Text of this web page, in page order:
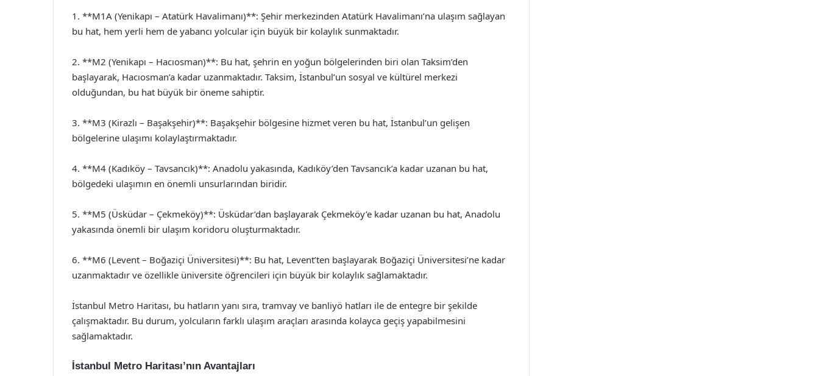
1. **M1A (Yenikapı – Atatürk Havalimanı)**: Şehir merkezinden Atatürk Havalimanı’na ulaşım sağlayan
bu hat, hem yerli hem de yabancı yolcular için büyük bir kolaylık sunmaktadır.
2. **M2 (Yenikapı – Hacıosman)**: Bu hat, şehrin en yoğun bölgelerinden biri olan Taksim’den
başlayarak, Hacıosman’a kadar uzanmaktadır. Taksim, İstanbul’un sosyal ve kültürel merkezi
olduğundan, bu hat büyük bir öneme sahiptir.
3. **M3 (Kirazlı – Başakşehir)**: Başakşehir bölgesine hizmet veren bu hat, İstanbul’un gelişen
bölgelerine ulaşımı kolaylaştırmaktadır.
4. **M4 (Kadıköy – Tavsancık)**: Anadolu yakasında, Kadıköy’den Tavsancık’a kadar uzanan bu hat,
bölgedeki ulaşımın en önemli unsurlarından biridir.
5. **M5 (Üsküdar – Çekmeköy)**: Üsküdar’dan başlayarak Çekmeköy’e kadar uzanan bu hat, Anadolu
yakasında önemli bir ulaşım koridoru oluşturmaktadır.
6. **M6 (Levent – Boğaziçi Üniversitesi)**: Bu hat, Levent’ten başlayarak Boğaziçi Üniversitesi’ne kadar
uzanmaktadır ve özellikle üniversite öğrencileri için büyük bir kolaylık sağlamaktadır.
İstanbul Metro Haritası, bu hatların yanı sıra, tramvay ve banliyö hatları ile de entegre bir şekilde
çalışmaktadır. Bu durum, yolcuların farklı ulaşım araçları arasında kolayca geçiş yapabilmesini
sağlamaktadır.
İstanbul Metro Haritası’nın Avantajları